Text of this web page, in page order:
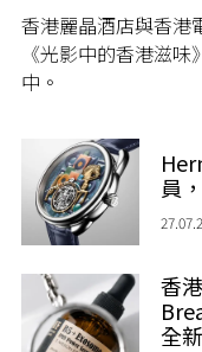
香港麗晶酒店與香港
《光影中的香港滋
中。
員
香
全